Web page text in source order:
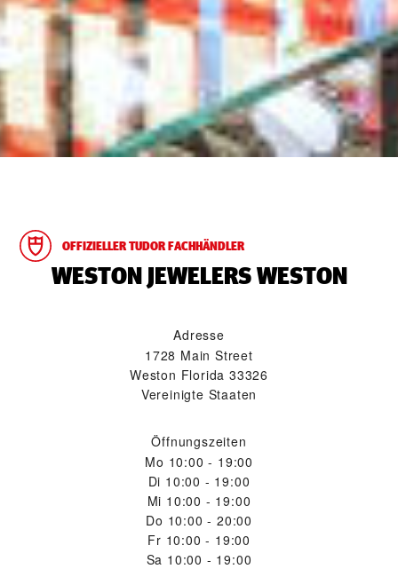
OFFIZIELLER TUDOR FACHHÄNDLER
‭WESTON JEWELERS WESTON‬
Adresse
1728 Main Street
Weston Florida 33326
Vereinigte Staaten
Öffnungszeiten
Mo 10:00 - 19:00
Di 10:00 - 19:00
Mi 10:00 - 19:00
Do 10:00 - 20:00
Fr 10:00 - 19:00
Sa 10:00 - 19:00